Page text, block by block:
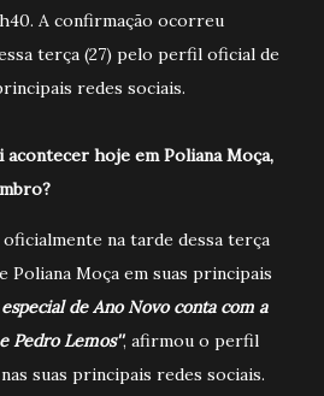
A confirmação ocorreu
terça (27) pelo perfil oficial de
redes sociais.
acontecer hoje em Poliana Moça,
na tarde dessa terça
Poliana Moça em suas principais
de Ano Novo conta com a
Pedro Lemos'', afirmou o perfil
suas principais redes sociais.